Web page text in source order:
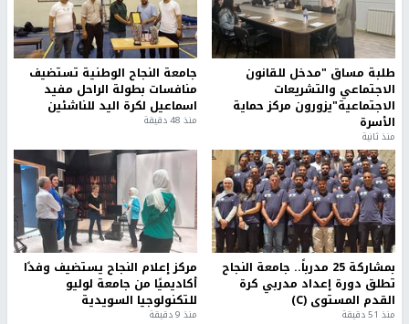
طلبة مساق "مدخل للقانون
الاجتماعي والتشريعات
الاجتماعية"يزورون مركز حماية
الأسرة
منذ ثانية
جامعة النجاح الوطنية تستضيف
منافسات بطولة الراحل مفيد
اسماعيل لكرة اليد للناشئين
منذ 48 دقيقة
بمشاركة 25 مدرباً.. جامعة النجاح
تطلق دورة إعداد مدربي كرة
القدم المستوى (C)
منذ 51 دقيقة
مركز إعلام النجاح يستضيف وفدًا
أكاديميًا من جامعة لوليو
للتكنولوجيا السويدية
منذ 9 دقيقة